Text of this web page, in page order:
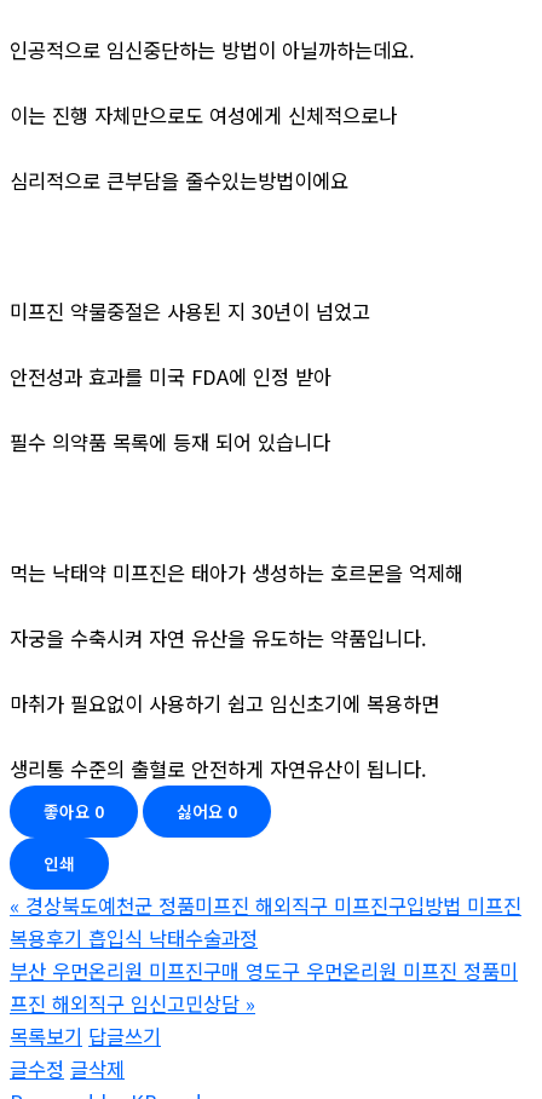
인공적으로 임신중단하는 방법이 아닐까하는데요.
이는 진행 자체만으로도 여성에게 신체적으로나
심리적으로 큰부담을 줄수있는방법이에요
미프진 약물중절은 사용된 지 30년이 넘었고
안전성과 효과를 미국 FDA에 인정 받아
필수 의약품 목록에 등재 되어 있습니다
먹는 낙태약 미프진은 태아가 생성하는 호르몬을 억제해
자궁을 수축시켜 자연 유산을 유도하는 약품입니다.
마취가 필요없이 사용하기 쉽고 임신초기에 복용하면
생리통 수준의 출혈로 안전하게 자연유산이 됩니다.
좋아요 0 싫어요 0
인쇄
« 경상북도예천군 정품미프진 해외직구 미프진구입방법 미프진
복용후기 흡입식 낙­태수술과정
부산 우먼온리원 미프진구매 영도구 우먼온리원 미프진 정품미
프진 해외직구 임신고민상담 »
목록보기 답글쓰기
글수정 글삭제